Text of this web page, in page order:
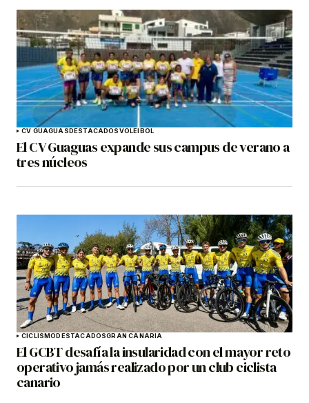
CV GUAGUASDESTACADOSVOLEIBOL
El CV Guaguas expande sus campus de verano a
tres núcleos
CICLISMODESTACADOSGRAN CANARIA
El GCBT desafía la insularidad con el mayor reto
operativo jamás realizado por un club ciclista
canario